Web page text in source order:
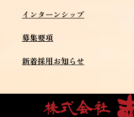
インターンシップ
募集要項
新着採用お知らせ